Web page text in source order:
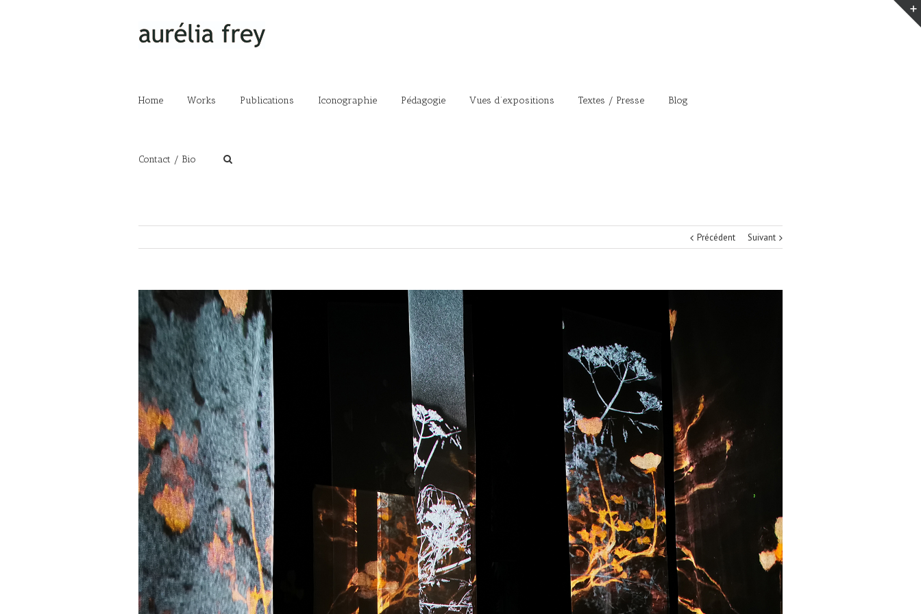
Home Works Publications Iconographie Pédagogie Vues d’expositions Textes / Presse Blog
Contact / Bio
Précédent Suivant